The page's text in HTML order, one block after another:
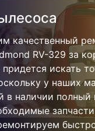
качественный
RV-329 за
искать
у наших
в наличии полный